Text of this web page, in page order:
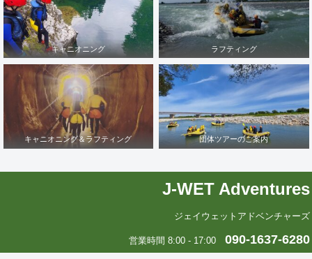
キャニオニング ラフティング
キャニオニング＆ラフティング 団体ツアーのご案内
J-WET Adventures
ジェイウェットアドベンチャーズ
営業時間 8:00 - 17:00 090-1637-6280